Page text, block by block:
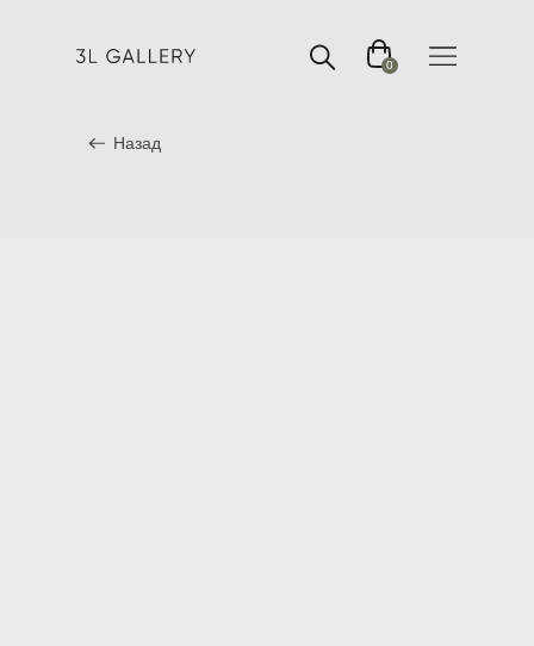
0
Назад